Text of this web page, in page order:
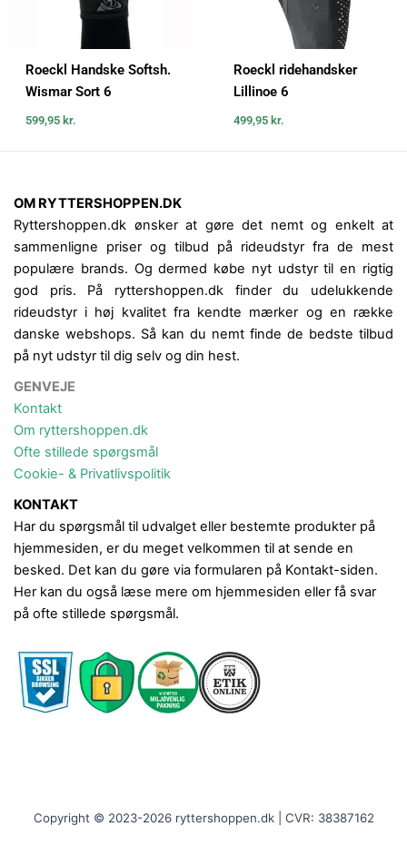
Roeckl Handske Softsh.
Wismar Sort 6
599,95 kr.
Roeckl ridehandsker
Lillinoe 6
499,95 kr.
OM RYTTERSHOPPEN.DK
Ryttershoppen.dk ønsker at gøre det nemt og enkelt at
sammenligne priser og tilbud på rideudstyr fra de mest
populære brands. Og dermed købe nyt udstyr til en rigtig
god pris. På ryttershoppen.dk finder du udelukkende
rideudstyr i høj kvalitet fra kendte mærker og en række
danske webshops. Så kan du nemt finde de bedste tilbud
på nyt udstyr til dig selv og din hest.
GENVEJE
Kontakt
Om ryttershoppen.dk
Ofte stillede spørgsmål
Cookie- & Privatlivspolitik
KONTAKT
Har du spørgsmål til udvalget eller bestemte produkter på
hjemmesiden, er du meget velkommen til at sende en
besked. Det kan du gøre via formularen på Kontakt-siden.
Her kan du også læse mere om hjemmesiden eller få svar
på ofte stillede spørgsmål.
Copyright © 2023-2026 ryttershoppen.dk | CVR: 38387162